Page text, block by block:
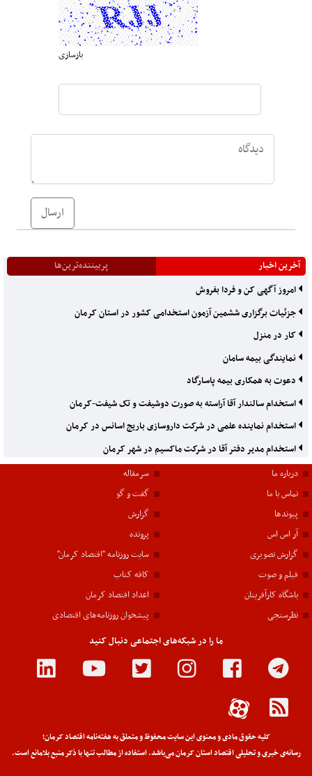
بازسازی
ارسال
آخرین اخبار
پربیننده‌ترین‌ها
امروز آگهی کن و فردا بفروش
جزئیات برگزاری ششمین آزمون استخدامی کشور در استان کرمان
کار در منزل
نمایندگی بیمه سامان
دعوت به همکاری بیمه پاسارگاد
استخدام سالندار آقا آراسته به صورت دوشیفت و تک شیفت-کرمان
استخدام نماینده علمی در شرکت داروسازی باریج اسانس در کرمان
استخدام مدیر دفتر آقا در شرکت ماکسیم در شهر کرمان
درباره ما
تماس با ما
پیوندها
آر اس اس
سرمقاله
گفت و گو
گزارش
پرونده
گزارش تصویری
فیلم و صوت
باشگاه کارآفرینان
نظرسنجی
سایت روزنامه "اقتصاد کرمان"
کافه کتاب
اعداد اقتصاد کرمان
پیشخوان روزنامه‌های اقتصادی
ما را در شبکه‌های اجتماعی دنبال کنید
کلیه حقوق مادی و معنوی این سایت محفوظ و متعلق به هفته‌نامه اقتصاد کرمان؛
رسانه‌ی خبری و تحلیلی اقتصاد استان کرمان می‌باشد. استفاده از مطالب تنها با ذکر منبع بلامانع است.